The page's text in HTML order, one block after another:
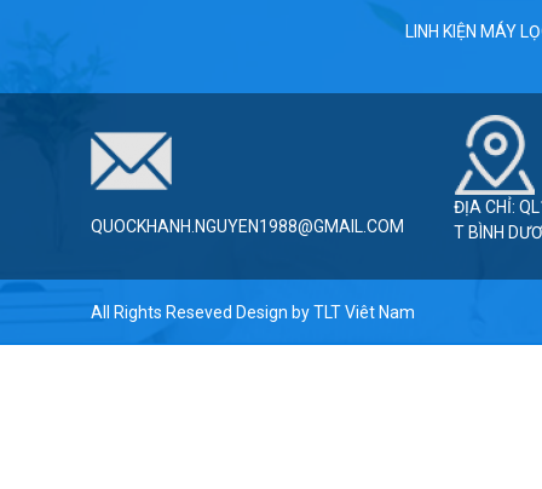
LINH KIỆN MÁY
QUOCKHANH.NGUYEN1988@GMAIL.COM
ĐỊA CHỈ:
T BÌNH
All Rights Reseved Design byTLT Viêt Nam